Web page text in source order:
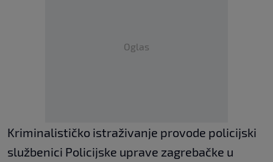
Oglas
Kriminalističko istraživanje provode policijski
službenici Policijske uprave zagrebačke u